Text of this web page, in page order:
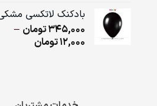
through
345,000تومان
بادکنک لاتکسی
345,000تومان –
12,000تومانPrice